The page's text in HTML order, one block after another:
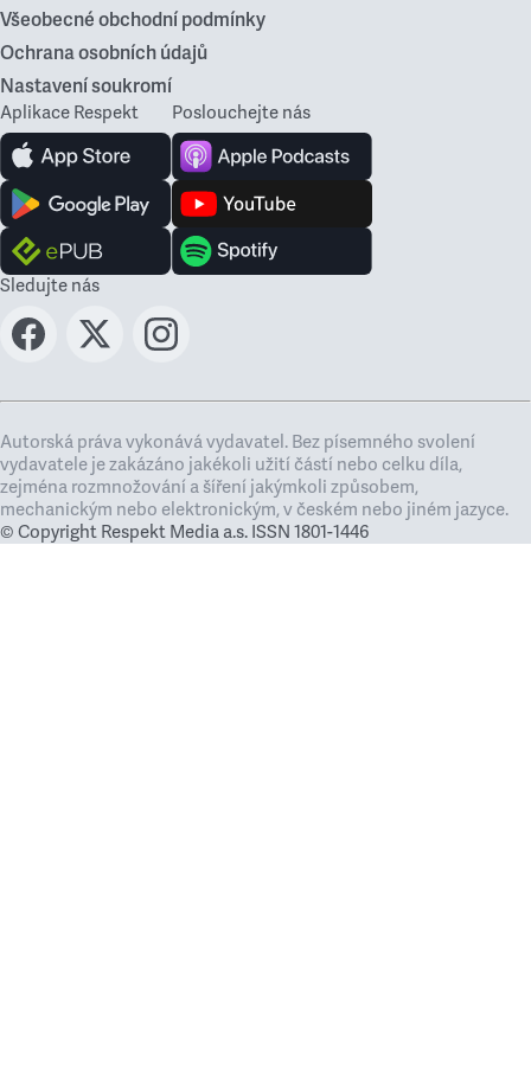
Všeobecné obchodní podmínky
Ochrana osobních údajů
Nastavení soukromí
Aplikace Respekt Poslouchejte nás
Sledujte nás
Autorská práva vykonává vydavatel. Bez písemného svolení
vydavatele je zakázáno jakékoli užití částí nebo celku díla,
zejména rozmnožování a šíření jakýmkoli způsobem,
mechanickým nebo elektronickým, v českém nebo jiném jazyce.
© Copyright Respekt Media a.s. ISSN 1801-1446